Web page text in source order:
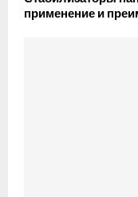
применение и